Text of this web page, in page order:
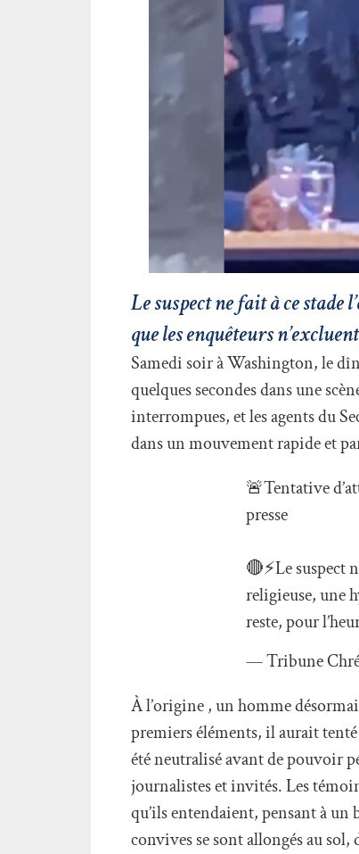
Le suspect ne fait à ce stade
que les enquêteurs
Samedi soir à Washington, le
quelques secondes dans une
interrompues, et les agents du
dans un mouvement rapide et
🚨Tentative
presse
🔴⚡️Le suspect
religieuse, une
reste, pour
— Tribune
À l’origine , un homme
premiers éléments, il aurait
été neutralisé avant de pouvoir
journalistes et invités. Les
qu’ils entendaient, pensant à
convives se sont allongés au